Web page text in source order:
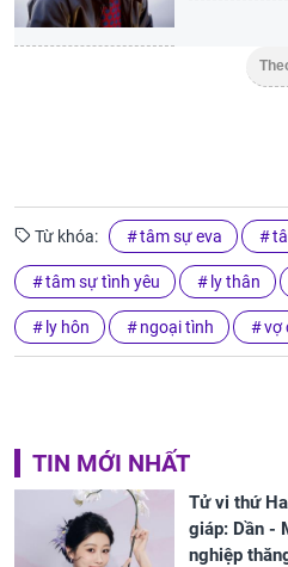
Từ khóa: tâm sự eva
tâm sự tình yêu ly thân
ly hôn ngoại tình vợ
TIN MỚI NHẤT
Tử vi thứ
giáp: Dần -
nghiệp